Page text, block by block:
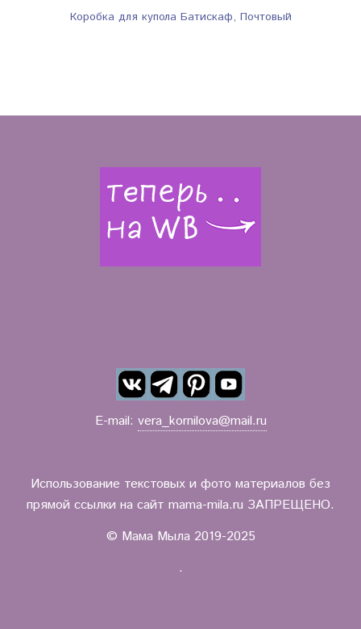
Коробка для купола Батискаф, Почтовый
E-mail: vera_kornilova@mail.ru
Использование текстовых и фото материалов без
прямой ссылки на сайт mama-mila.ru ЗАПРЕЩЕНО.
© Мама Мыла 2019-2025
.